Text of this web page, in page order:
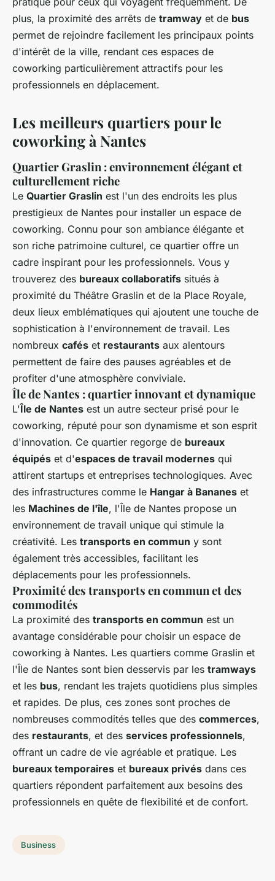
plus, la proximité des arrêts de tramway et de bus
permet de rejoindre facilement les principaux points
d'intérêt de la ville, rendant ces espaces de
coworking particulièrement attractifs pour les
professionnels en déplacement.
Les meilleurs quartiers pour le
coworking à Nantes
Quartier Graslin : environnement élégant et
culturellement riche
Le Quartier Graslin est l'un des endroits les plus
prestigieux de Nantes pour installer un espace de
coworking. Connu pour son ambiance élégante et
son riche patrimoine culturel, ce quartier offre un
cadre inspirant pour les professionnels. Vous y
trouverez des bureaux collaboratifs situés à
proximité du Théâtre Graslin et de la Place Royale,
deux lieux emblématiques qui ajoutent une touche de
sophistication à l'environnement de travail. Les
nombreux cafés et restaurants aux alentours
permettent de faire des pauses agréables et de
profiter d'une atmosphère conviviale.
Île de Nantes : quartier innovant et dynamique
L'Île de Nantes est un autre secteur prisé pour le
coworking, réputé pour son dynamisme et son esprit
d'innovation. Ce quartier regorge de bureaux
équipés et d'espaces de travail modernes qui
attirent startups et entreprises technologiques. Avec
des infrastructures comme le Hangar à Bananes et
les Machines de l'île, l'Île de Nantes propose un
environnement de travail unique qui stimule la
créativité. Les transports en commun y sont
également très accessibles, facilitant les
déplacements pour les professionnels.
Proximité des transports en commun et des
commodités
La proximité des transports en commun est un
avantage considérable pour choisir un espace de
coworking à Nantes. Les quartiers comme Graslin et
l'Île de Nantes sont bien desservis par les tramways
et les bus, rendant les trajets quotidiens plus simples
et rapides. De plus, ces zones sont proches de
nombreuses commodités telles que des commerces,
des restaurants, et des services professionnels,
offrant un cadre de vie agréable et pratique. Les
bureaux temporaires et bureaux privés dans ces
quartiers répondent parfaitement aux besoins des
professionnels en quête de flexibilité et de confort.
Business